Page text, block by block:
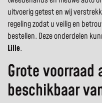
uitvoerig getest en wij
regeling zodat u veilig en
bestellen. Deze onderdelen
Lille.
Grote
beschikbaar